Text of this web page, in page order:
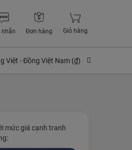
nhắn Đơn hàng Giỏ hàng
Việt -Đồng Việt Nam (₫)
mức giá cạnh tranh